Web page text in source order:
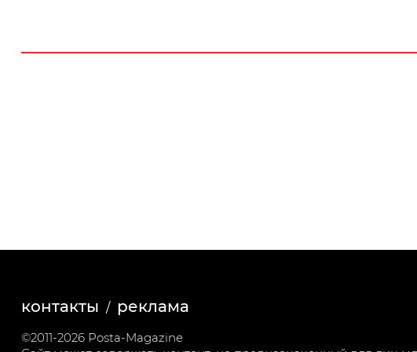
контакты реклама
©2011-2026 Posta-Magazine